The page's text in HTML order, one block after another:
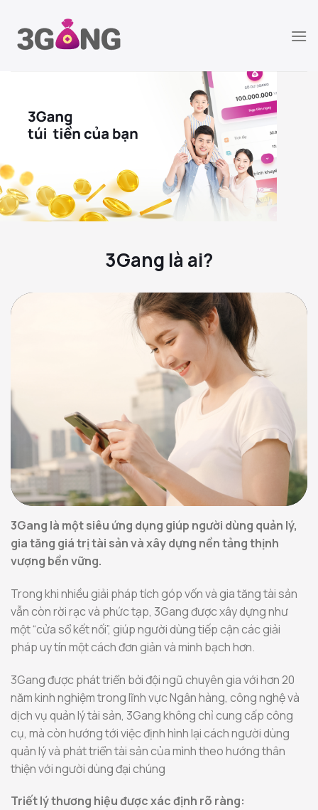
đến
3Gang là ai?
3Gang là một siêu ứng dụng giúp người dùng quản lý,
gia tăng giá trị tài sản và xây dựng nền tảng thịnh
vượng bền vững.
Trong khi nhiều giải pháp tích góp vốn và gia tăng tài sản
vẫn còn rời rạc và phức tạp, 3Gang được xây dựng như
một “cửa sổ kết nối”, giúp người dùng tiếp cận các giải
pháp uy tín một cách đơn giản và minh bạch hơn.
3Gang được phát triển bởi đội ngũ chuyên gia với hơn 20
năm kinh nghiệm trong lĩnh vực Ngân hàng, công nghệ và
dịch vụ quản lý tài sản, 3Gang không chỉ cung cấp công
cụ, mà còn hướng tới việc định hình lại cách người dùng
quản lý và phát triển tài sản của mình theo hướng thân
thiện với người dùng đại chúng
Triết lý thương hiệu được xác định rõ ràng: